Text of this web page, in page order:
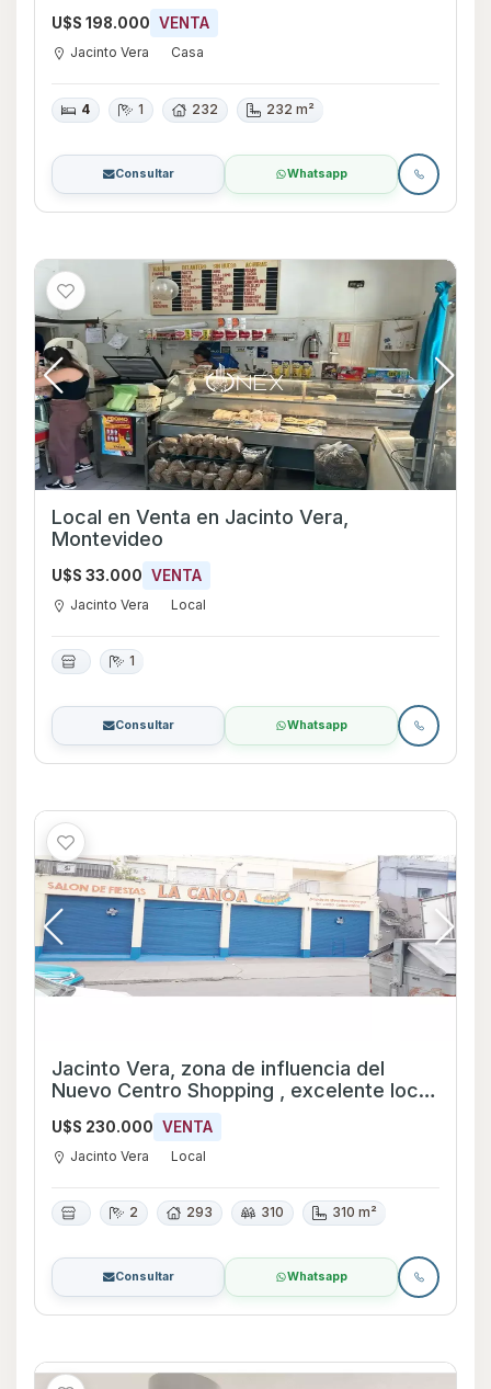
U$S 198.000 VENTA
Jacinto Vera Casa
4 1 232 232 m²
Consultar Whatsapp
Local en Venta en Jacinto Vera,
Montevideo
U$S 33.000 VENTA
Jacinto Vera Local
1
Consultar Whatsapp
Jacinto Vera, zona de influencia del
Nuevo Centro Shopping , excelente local
planta baja de edificio de 3 pisos gran
frente .Grandes ventanales al frente .
Rampa 14 mts Con renta de $ 36.000
U$S 230.000 VENTA
Jacinto Vera Local
2 293 310 310 m²
Consultar Whatsapp